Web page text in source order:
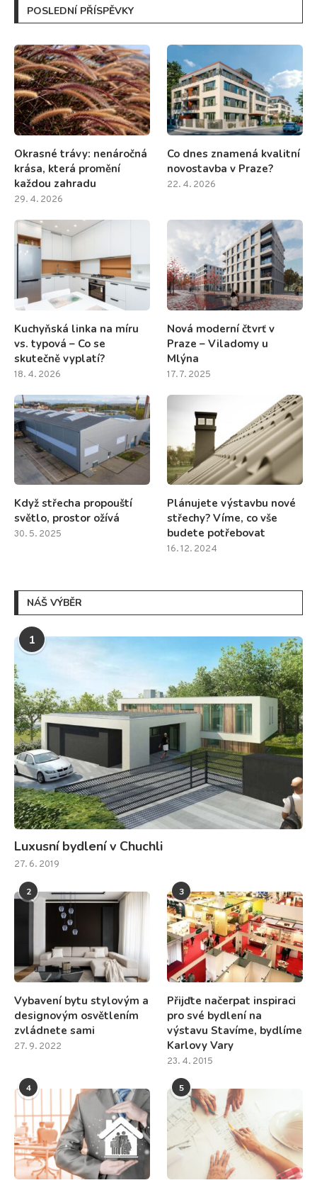
POSLEDNÍ PŘÍSPĚVKY
Okrasné trávy: nenáročná
krása, která promění
každou zahradu
29. 4. 2026
Co dnes znamená kvalitní
novostavba v Praze?
22. 4. 2026
Kuchyňská linka na míru
vs. typová – Co se
skutečně vyplatí?
18. 4. 2026
Nová moderní čtvrť v
Praze – Viladomy u
Mlýna
17. 7. 2025
Když střecha propouští
světlo, prostor ožívá
30. 5. 2025
Plánujete výstavbu nové
střechy? Víme, co vše
budete potřebovat
16. 12. 2024
NÁŠ VÝBĚR
1
Luxusní bydlení v Chuchli
27. 6. 2019
2
Vybavení bytu stylovým a
designovým osvětlením
zvládnete sami
27. 9. 2022
3
Přijďte načerpat inspiraci
pro své bydlení na
výstavu Stavíme, bydlíme
Karlovy Vary
23. 4. 2015
4 5